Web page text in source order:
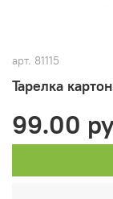
арт. 81115
Тарелка
99.00